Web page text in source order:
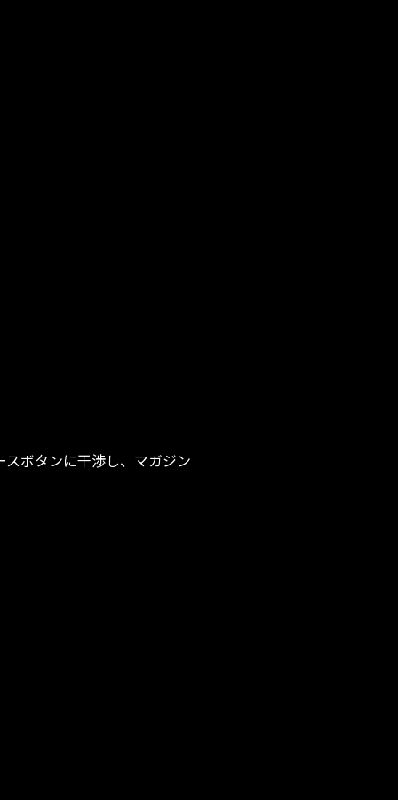
ボタンに干渉し、マガジン